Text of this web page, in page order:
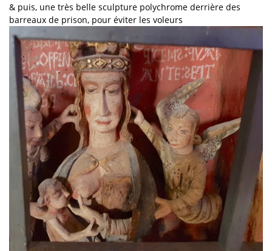
& puis, une très belle sculpture polychrome derrière des
barreaux de prison, pour éviter les voleurs